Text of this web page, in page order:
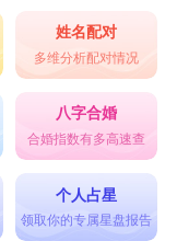
姓名配对
多维分析配对情况
八字合婚
合婚指数有多高速查
个人占星
领取你的专属星盘报告